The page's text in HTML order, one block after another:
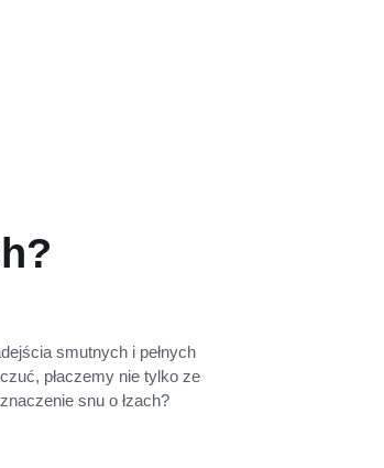
smutnych i pełnych
płaczemy nie tylko ze
snu o łzach?